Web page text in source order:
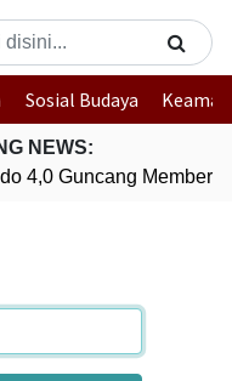
Sosial Budaya
NEWS:
4,0 Guncang